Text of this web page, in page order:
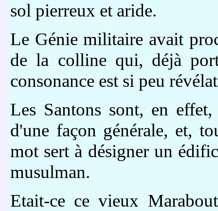
sol pierreux et aride.
Le Génie militaire avait
de la colline qui, déjà
consonance est si peu
Les Santons sont, en
d'une façon générale, et,
mot sert à désigner un
musulman.
Etait-ce ce vieux